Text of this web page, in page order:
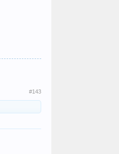
#143